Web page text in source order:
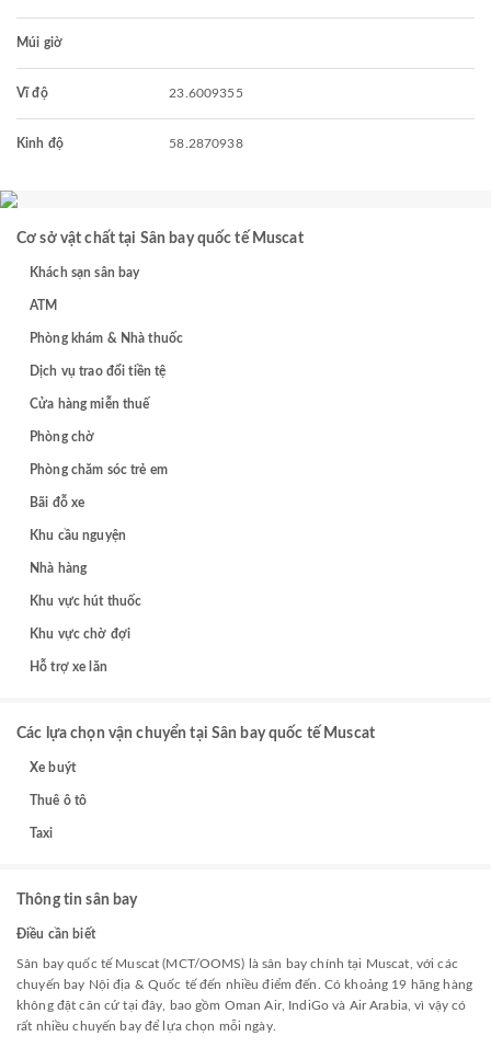
Múi giờ
Vĩ độ 23.6009355
Kinh độ 58.2870938
Cơ sở vật chất tại Sân bay quốc tế Muscat
Khách sạn sân bay
ATM
Phòng khám & Nhà thuốc
Dịch vụ trao đổi tiền tệ
Cửa hàng miễn thuế
Phòng chờ
Phòng chăm sóc trẻ em
Bãi đỗ xe
Khu cầu nguyện
Nhà hàng
Khu vực hút thuốc
Khu vực chờ đợi
Hỗ trợ xe lăn
Các lựa chọn vận chuyển tại Sân bay quốc tế Muscat
Xe buýt
Thuê ô tô
Taxi
Thông tin sân bay
Điều cần biết
Sân bay quốc tế Muscat (MCT/OOMS) là sân bay chính tại Muscat, với các
chuyến bay Nội địa & Quốc tế đến nhiều điểm đến. Có khoảng 19 hãng hàng
không đặt căn cứ tại đây, bao gồm Oman Air, IndiGo và Air Arabia, vì vậy có
rất nhiều chuyến bay để lựa chọn mỗi ngày.